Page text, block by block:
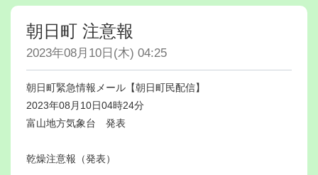
朝日町 注意報
2023年08月10日(木) 04:25
朝日町緊急情報メール【朝日町民配信】
2023年08月10日04時24分
富山地方気象台 発表
乾燥注意報（発表）